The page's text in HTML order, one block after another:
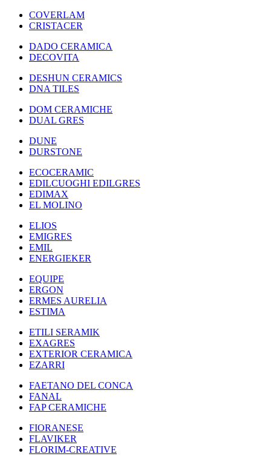
COVERLAM
CRISTACER
DADO CERAMICA
DECOVITA
DESHUN CERAMICS
DNA TILES
DOM CERAMICHE
DUAL GRES
DUNE
DURSTONE
ECOCERAMIC
EDILCUOGHI EDILGRES
EDIMAX
EL MOLINO
ELIOS
EMIGRES
EMIL
ENERGIEKER
EQUIPE
ERGON
ERMES AURELIA
ESTIMA
ETILI SERAMIK
EXAGRES
EXTERIOR CERAMICA
EZARRI
FAETANO DEL CONCA
FANAL
FAP CERAMICHE
FIORANESE
FLAVIKER
FLORIM-CREATIVE